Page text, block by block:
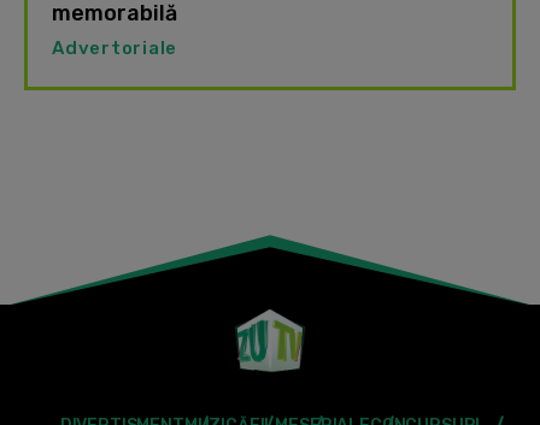
memorabilă
Advertoriale